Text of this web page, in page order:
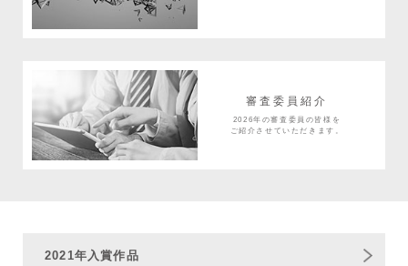
審査委員紹介
2026年の審査委員の皆様を
ご紹介させていただきます。
2021年入賞作品